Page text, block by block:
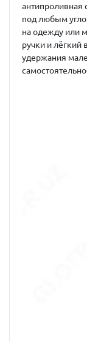
антипроливная
под любым
на одежду или
ручки и лёгкий
удержания